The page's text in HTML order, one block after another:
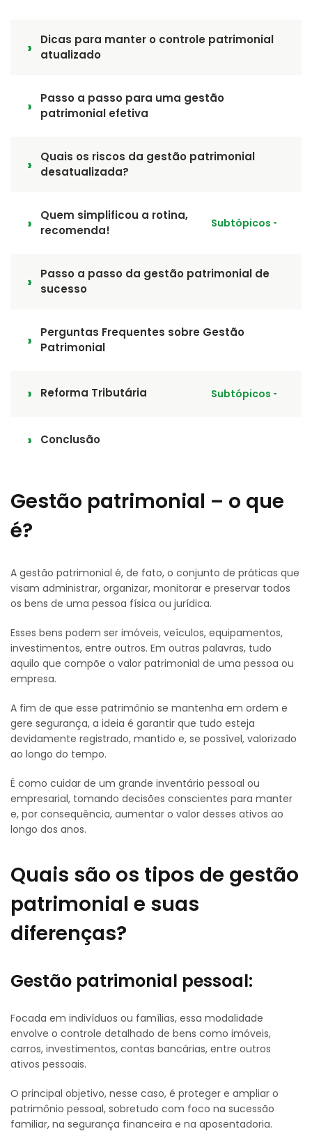
Dicas para manter o controle patrimonial
atualizado
Passo a passo para uma gestão
patrimonial efetiva
Quais os riscos da gestão patrimonial
desatualizada?
Quem simplificou a rotina,
recomenda!
Subtópicos
Passo a passo da gestão patrimonial de
sucesso
Perguntas Frequentes sobre Gestão
Patrimonial
Reforma Tributária Subtópicos
Conclusão
Gestão patrimonial – o que
é?
A gestão patrimonial é, de fato, o conjunto de práticas que
visam administrar, organizar, monitorar e preservar todos
os bens de uma pessoa física ou jurídica.
Esses bens podem ser imóveis, veículos, equipamentos,
investimentos, entre outros. Em outras palavras, tudo
aquilo que compõe o valor patrimonial de uma pessoa ou
empresa.
A fim de que esse patrimônio se mantenha em ordem e
gere segurança, a ideia é garantir que tudo esteja
devidamente registrado, mantido e, se possível, valorizado
ao longo do tempo.
É como cuidar de um grande inventário pessoal ou
empresarial, tomando decisões conscientes para manter
e, por consequência, aumentar o valor desses ativos ao
longo dos anos.
Quais são os tipos de gestão
patrimonial e suas
diferenças?
Gestão patrimonial pessoal:
Focada em indivíduos ou famílias, essa modalidade
envolve o controle detalhado de bens como imóveis,
carros, investimentos, contas bancárias, entre outros
ativos pessoais.
O principal objetivo, nesse caso, é proteger e ampliar o
patrimônio pessoal, sobretudo com foco na sucessão
familiar, na segurança financeira e na aposentadoria.